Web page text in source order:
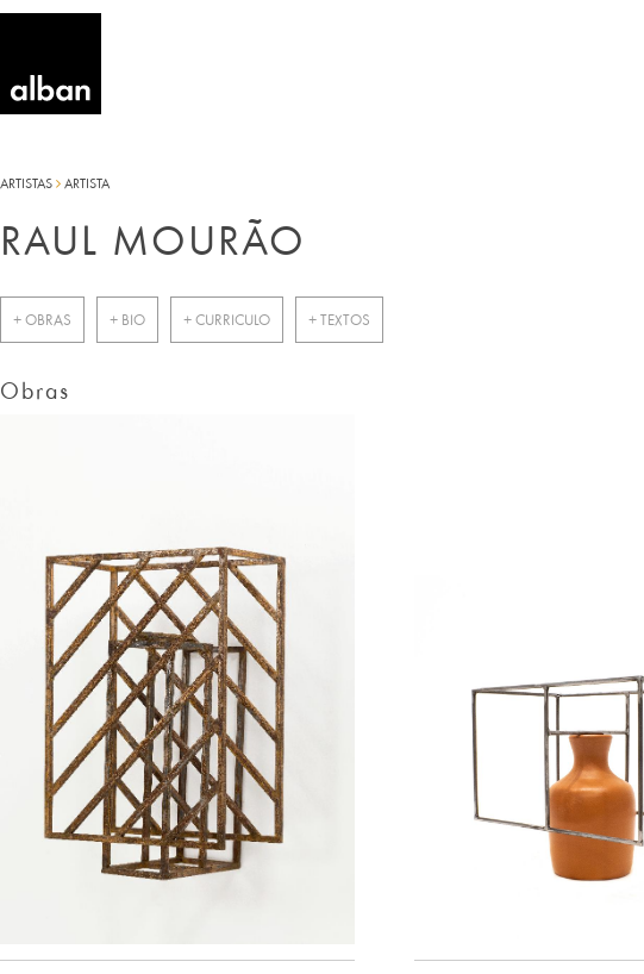
ARTISTAS ARTISTA
RAUL MOURÃO
+ OBRAS + BIO + CURRICULO + TEXTOS
Obras